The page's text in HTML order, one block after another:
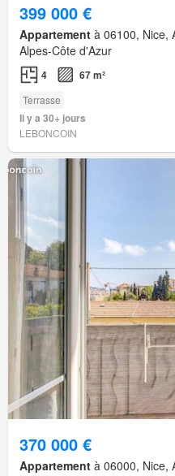
399 000 €
Appartement à 06100, Nice,
Alpes-Côte d'Azur
4 67 m²
Terrasse
Il y a 30+ jours
LEBONCOIN
370 000 €
Appartement à 06000, Nice,